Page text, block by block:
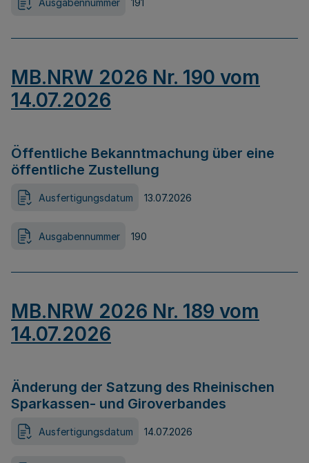
MB.NRW 2026 Nr. 190 vom
14.07.2026
Öffentliche Bekanntmachung über eine
öffentliche Zustellung
Ausfertigungsdatum 13.07.2026
Ausgabennummer 190
MB.NRW 2026 Nr. 189 vom
14.07.2026
Änderung der Satzung des Rheinischen
Sparkassen- und Giroverbandes
Ausfertigungsdatum 14.07.2026